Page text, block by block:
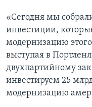
«Сегодня мы
инвестиции,
модернизацию
выступая в
двухпартийному
инвестируем 25
модернизацию